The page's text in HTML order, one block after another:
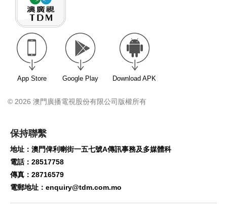
App Store Google Play Download APK
© 2026 澳門廣播電視股份有限公司版權所有
保持聯繫
地址：澳門俾利喇街一五七號A傳訊事務及多媒體科
電話：28517758
傳真：28716579
電郵地址： enquiry@tdm.com.mo